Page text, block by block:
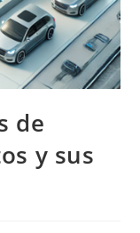
de
y sus